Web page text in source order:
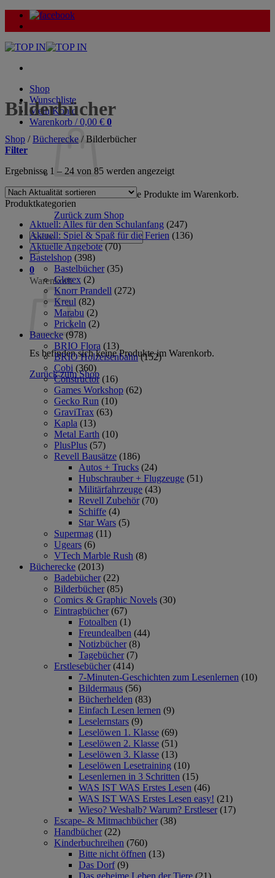
Zum
Inhalt
Shop
Wunschliste
Mein Konto
Warenkorb /0,00 € 0
Es befinden sich keine Produkte im Warenkorb.
Zurück zum Shop
Suche
nach:
0
Warenkorb
Es befinden sich keine Produkte im Warenkorb.
Zurück zum Shop
Bilderbücher
Shop / Bücherecke /Bilderbücher
Filter
Ergebnisse 1 – 24 von 85 werden angezeigtNach
sortiert
Produktkategorien
Aktuell: Alles für den Schulanfang (247)
Aktuell: Spiel & Spaß für die Ferien (136)
Aktuelle Angebote (70)
Bastelshop (398)
Bastelbücher (35)
Glorex (2)
Knorr Prandell (272)
Kreul (82)
Marabu (2)
Prickeln (2)
Bauecke (978)
BRIO Flora (13)
BRIO Holzeisenbahn (152)
Cobi (360)
Constructor (16)
Games Workshop (62)
Gecko Run (10)
GraviTrax (63)
Kapla (13)
Metal Earth (10)
PlusPlus (57)
Revell Bausätze (186)
Autos + Trucks (24)
Hubschrauber + Flugzeuge (51)
Militärfahrzeuge (43)
Revell Zubehör (70)
Schiffe (4)
Star Wars (5)
Supermag (11)
Ugears (6)
VTech Marble Rush (8)
Bücherecke (2013)
Badebücher (22)
Bilderbücher (85)
Comics & Graphic Novels (30)
Eintragbücher (67)
Fotoalben (1)
Freundealben (44)
Notizbücher (8)
Tagebücher (7)
Erstlesebücher (414)
7-Minuten-Geschichten zum Lesenlernen (10)
Bildermaus (56)
Bücherhelden (83)
Einfach Lesen lernen (9)
Leselernstars (9)
Leselöwen 1. Klasse (69)
Leselöwen 2. Klasse (51)
Leselöwen 3. Klasse (13)
Leselöwen Lesetraining (10)
Lesenlernen in 3 Schritten (15)
WAS IST WAS Erstes Lesen (46)
WAS IST WAS Erstes Lesen easy! (21)
Wieso? Weshalb? Warum? Erstleser (17)
Escape- & Mitmachbücher (38)
Handbücher (22)
Kinderbuchreihen (760)
Bitte nicht öffnen (13)
Das Dorf (9)
Das geheime Leben der Tiere (21)